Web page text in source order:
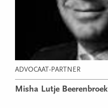
ADVOCAAT-PARTNER
Misha Lutje Beerenbroek